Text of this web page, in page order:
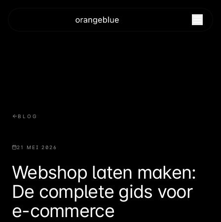
BLOG
21 MEI 2026
Webshop laten maken:
De complete gids voor
e-commerce